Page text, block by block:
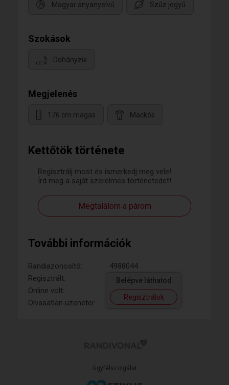
Kettőtök története
Regisztrálj most és ismerkedj meg vele!
Írd meg a saját szerelmes történetedet!
Megtalálom a párom
További információk
Randiazonosító:
4988044
Regisztrált:
Online volt:
Olvasatlan üzenetei:
Belépve láthatod
Regisztrálok
Magyar anyanyelvű Szűz jegyű
Szokások
Dohányzik
Megjelenés
176 cm magas Mackós
Ügyfélszolgálat